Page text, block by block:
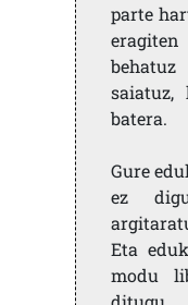
parte
saiatuz,
batera.
Gure
ez
Eta
modu